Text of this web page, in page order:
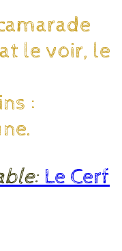
le voir, le
:
Le Cerf